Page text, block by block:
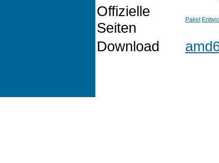
Offizielle
Seiten
Paket
Download